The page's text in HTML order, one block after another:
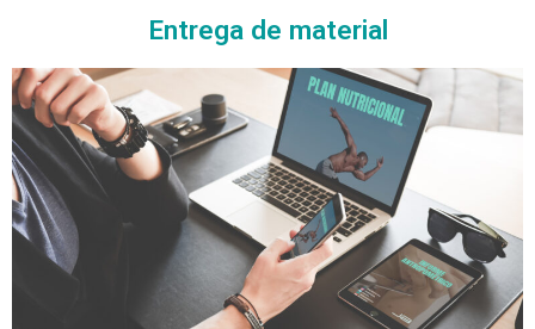
Entrega de material